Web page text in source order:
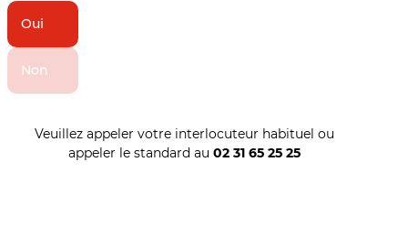
Oui
Non
Veuillez appeler votre interlocuteur habituel ou
appeler le standard au 02 31 65 25 25